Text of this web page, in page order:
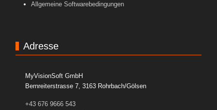
Allgemeine Softwarebedingungen
Adresse
MyVisionSoft GmbH
Bernreiterstrasse 7, 3163 Rohrbach/Gölsen
+43 676 9666 543